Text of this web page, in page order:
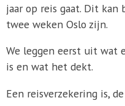
jaar op reis gaat. Dit
twee weken Oslo zijn.
We leggen eerst uit wat
is en wat het dekt.
Een reisverzekering is,